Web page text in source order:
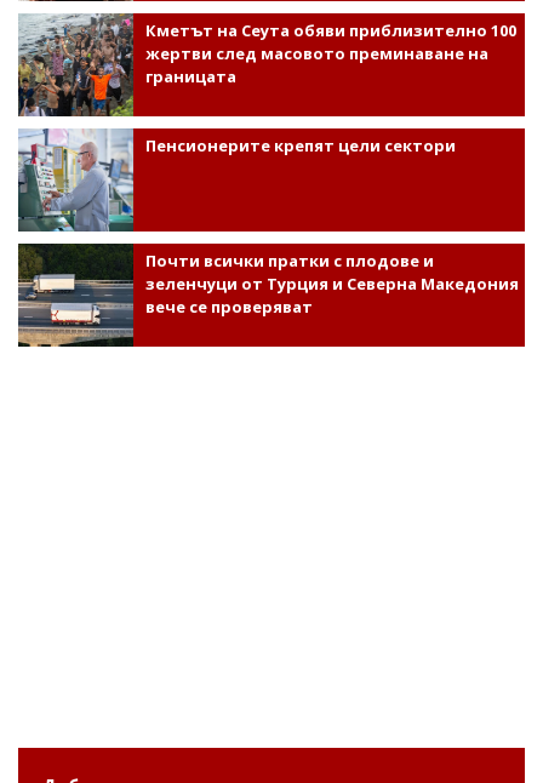
Кметът на Сеута обяви приблизително 100
жертви след масовото преминаване на
границата
Пенсионерите крепят цели сектори
Почти всички пратки с плодове и
зеленчуци от Турция и Северна Македония
вече се проверяват